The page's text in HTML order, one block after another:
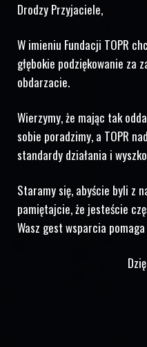
Drodzy Przyjaciele,
W imieniu Fundacji TOPR
głębokie podziękowanie za
obdarzacie.
Wierzymy, że mając tak
sobie poradzimy, a TOPR
standardy działania i
Staramy się, abyście byli z
pamiętajcie, że jesteście
Wasz gest wsparcia